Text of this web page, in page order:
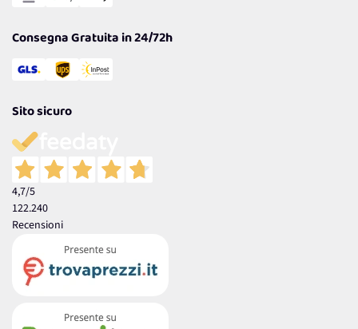
Consegna Gratuita in 24/72h
Sito sicuro
4,7/5
122.240
Recensioni